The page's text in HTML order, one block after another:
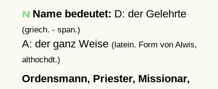
Name bedeutet: D: der Gelehrte
(griech. - span.)
A: der ganz Weise (latein. Form von Alwis,
althochdt.)
Ordensmann, Priester, Missionar,